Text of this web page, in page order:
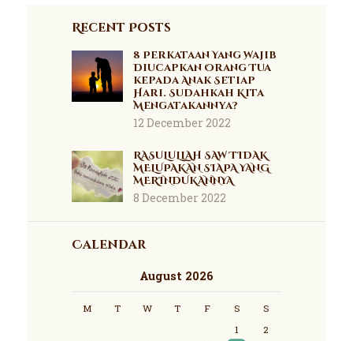
Recent Posts
8 Perkataan Yang Wajib
Diucapkan Orang Tua
kepada Anak Setiap
Hari. Sudahkah Kita
Mengatakannya?
12 December 2022
RASULULLAH SAW TIDAK
MELUPAKAN SIAPA YANG
MERINDUKANNYA
8 December 2022
Calendar
August 2026
M T W T F S
S
1
2